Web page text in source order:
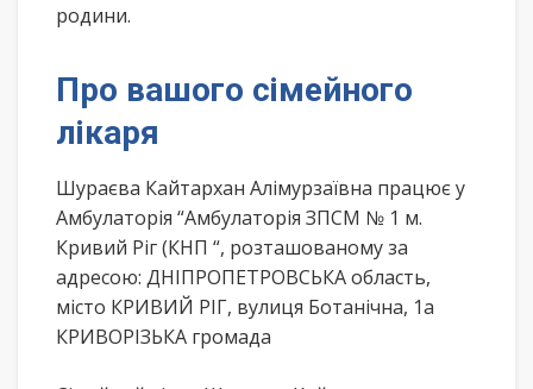
родини.
Про вашого сімейного
лікаря
Шураєва Кайтархан Алімурзаївна працює у
Амбулаторія “Амбулаторія ЗПСМ № 1 м.
Кривий Ріг (КНП “, розташованому за
адресою: ДНІПРОПЕТРОВСЬКА область,
місто КРИВИЙ РІГ, вулиця Ботанічна, 1а
КРИВОРІЗЬКА громада